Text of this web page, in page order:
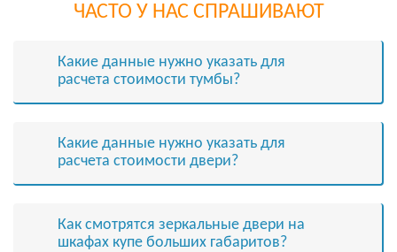
ЧАСТО У НАС СПРАШИВАЮТ
Какие данные нужно указать для
расчета стоимости тумбы?
Какие данные нужно указать для
расчета стоимости двери?
Как смотрятся зеркальные двери на
шкафах купе больших габаритов?